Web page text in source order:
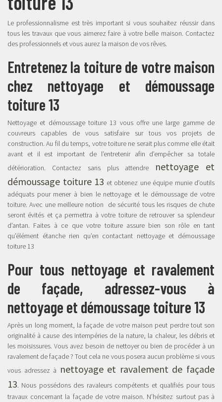
Le professionnalisme est très important si vous souhaitez réussir dans
tous les travaux que vous aimerez faire à votre belle maison. Contactez
des professionnels et vous aurez la maison de vos rêves.
Entretenez la toiture de votre maison
chez nettoyage et démoussage
toiture 13
Nettoyage et démoussage toiture 13 vous offre une large gamme de
couvreurs capables de vous satisfaire sur tous vos projets de
construction. Au fil du temps, votre toiture ne serait plus comme elle était
avant et il est important de l’entretenir afin d’empêcher sa totale
détérioration. Contactez sans plus attendre
nettoyage et
démoussage toiture 13 et obtenez une équipe munie d’outils
adéquats pour mener à bien le nettoyage et le démoussage de votre
toiture. Avec une meilleure notion de sécurité tous les risques de chute
seront évités et ça permettra à votre toiture de retrouver sa splendeur
d’antan. Faites à ce que votre toiture assure bien son rôle en tant
qu’élément étanche rien qu’en contactant nettoyage et démoussage
toiture 13
Pour tous nettoyage et ravalement
de façade, adressez-vous à
nettoyage et démoussage toiture 13
Après un long moment, la façade de votre maison peut perdre tout son
originalité à cause des intempéries de la nature, la chaleur, les débris et
les moisissures. Vous avez besoin de nettoyer ou bien de procéder à un
ravalement de façade ? Tout cela ne vous posera aucun problème si vous
vous adressez à nettoyage et ravalement de façade
13. Nous possédons des ravaleurs compétents et qualifiés pour tous
travaux concernant la façade de votre maison. N’hésitez surtout pas à